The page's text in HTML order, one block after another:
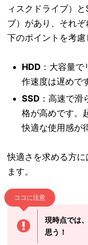
ィスクドライブ）
ブ）があり、それ
下のポイントを考慮
HDD ：大容量
作速度は遅めで
SSD ：高速で
格が高めです。
快適な使用感が
快適さを求める方
ます。
ココに注意
現時点では
思う！